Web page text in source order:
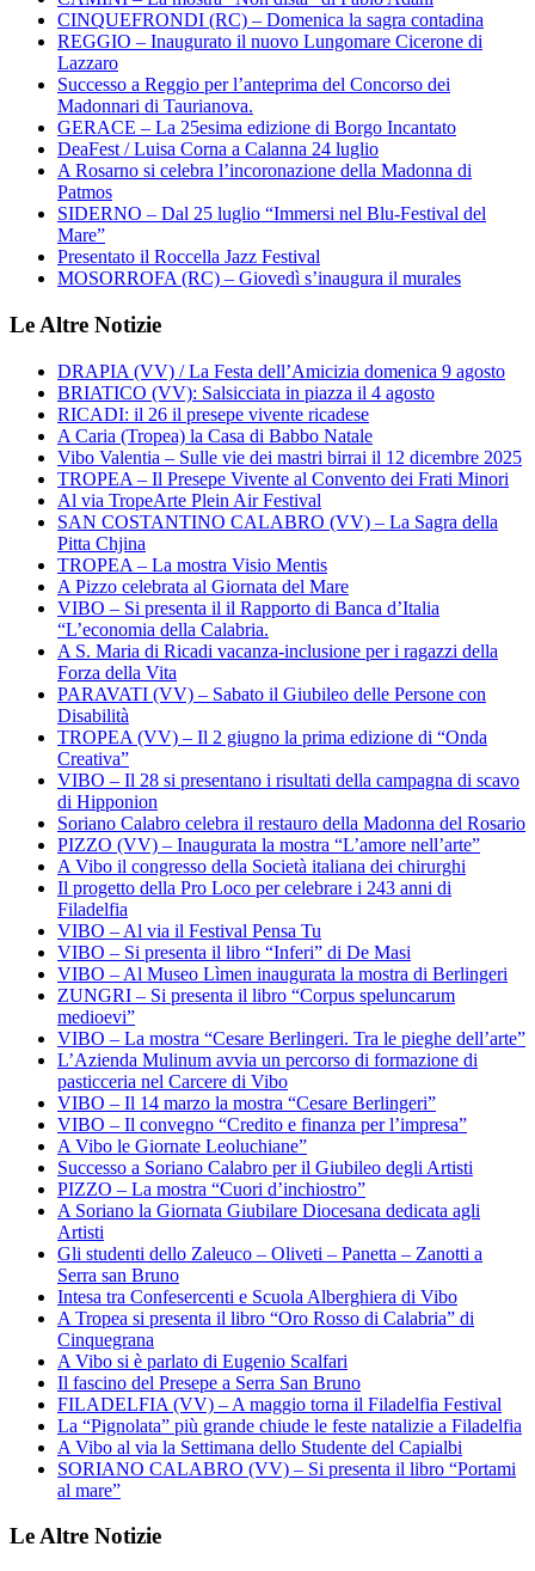
CINQUEFRONDI (RC) – Domenica la sagra contadina
REGGIO – Inaugurato il nuovo Lungomare Cicerone di
Lazzaro
Successo a Reggio per l’anteprima del Concorso dei
Madonnari di Taurianova.
GERACE – La 25esima edizione di Borgo Incantato
DeaFest / Luisa Corna a Calanna 24 luglio
A Rosarno si celebra l’incoronazione della Madonna di
Patmos
SIDERNO – Dal 25 luglio “Immersi nel Blu-Festival del
Mare”
Presentato il Roccella Jazz Festival
MOSORROFA (RC) – Giovedì s’inaugura il murales
Le Altre Notizie
DRAPIA (VV) / La Festa dell’Amicizia domenica 9 agosto
BRIATICO (VV): Salsicciata in piazza il 4 agosto
RICADI: il 26 il presepe vivente ricadese
A Caria (Tropea) la Casa di Babbo Natale
Vibo Valentia – Sulle vie dei mastri birrai il 12 dicembre 2025
TROPEA – Il Presepe Vivente al Convento dei Frati Minori
Al via TropeArte Plein Air Festival
SAN COSTANTINO CALABRO (VV) – La Sagra della
Pitta Chjina
TROPEA – La mostra Visio Mentis
A Pizzo celebrata al Giornata del Mare
VIBO – Si presenta il il Rapporto di Banca d’Italia
“L’economia della Calabria.
A S. Maria di Ricadi vacanza-inclusione per i ragazzi della
Forza della Vita
PARAVATI (VV) – Sabato il Giubileo delle Persone con
Disabilità
TROPEA (VV) – Il 2 giugno la prima edizione di “Onda
Creativa”
VIBO – Il 28 si presentano i risultati della campagna di scavo
di Hipponion
Soriano Calabro celebra il restauro della Madonna del Rosario
PIZZO (VV) – Inaugurata la mostra “L’amore nell’arte”
A Vibo il congresso della Società italiana dei chirurghi
Il progetto della Pro Loco per celebrare i 243 anni di
Filadelfia
VIBO – Al via il Festival Pensa Tu
VIBO – Si presenta il libro “Inferi” di De Masi
VIBO – Al Museo Lìmen inaugurata la mostra di Berlingeri
ZUNGRI – Si presenta il libro “Corpus speluncarum
medioevi”
VIBO – La mostra “Cesare Berlingeri. Tra le pieghe dell’arte”
L’Azienda Mulinum avvia un percorso di formazione di
pasticceria nel Carcere di Vibo
VIBO – Il 14 marzo la mostra “Cesare Berlingeri”
VIBO – Il convegno “Credito e finanza per l’impresa”
A Vibo le Giornate Leoluchiane”
Successo a Soriano Calabro per il Giubileo degli Artisti
PIZZO – La mostra “Cuori d’inchiostro”
A Soriano la Giornata Giubilare Diocesana dedicata agli
Artisti
Gli studenti dello Zaleuco – Oliveti – Panetta – Zanotti a
Serra san Bruno
Intesa tra Confesercenti e Scuola Alberghiera di Vibo
A Tropea si presenta il libro “Oro Rosso di Calabria” di
Cinquegrana
A Vibo si è parlato di Eugenio Scalfari
Il fascino del Presepe a Serra San Bruno
FILADELFIA (VV) – A maggio torna il Filadelfia Festival
La “Pignolata” più grande chiude le feste natalizie a Filadelfia
A Vibo al via la Settimana dello Studente del Capialbi
SORIANO CALABRO (VV) – Si presenta il libro “Portami
al mare”
Le Altre Notizie